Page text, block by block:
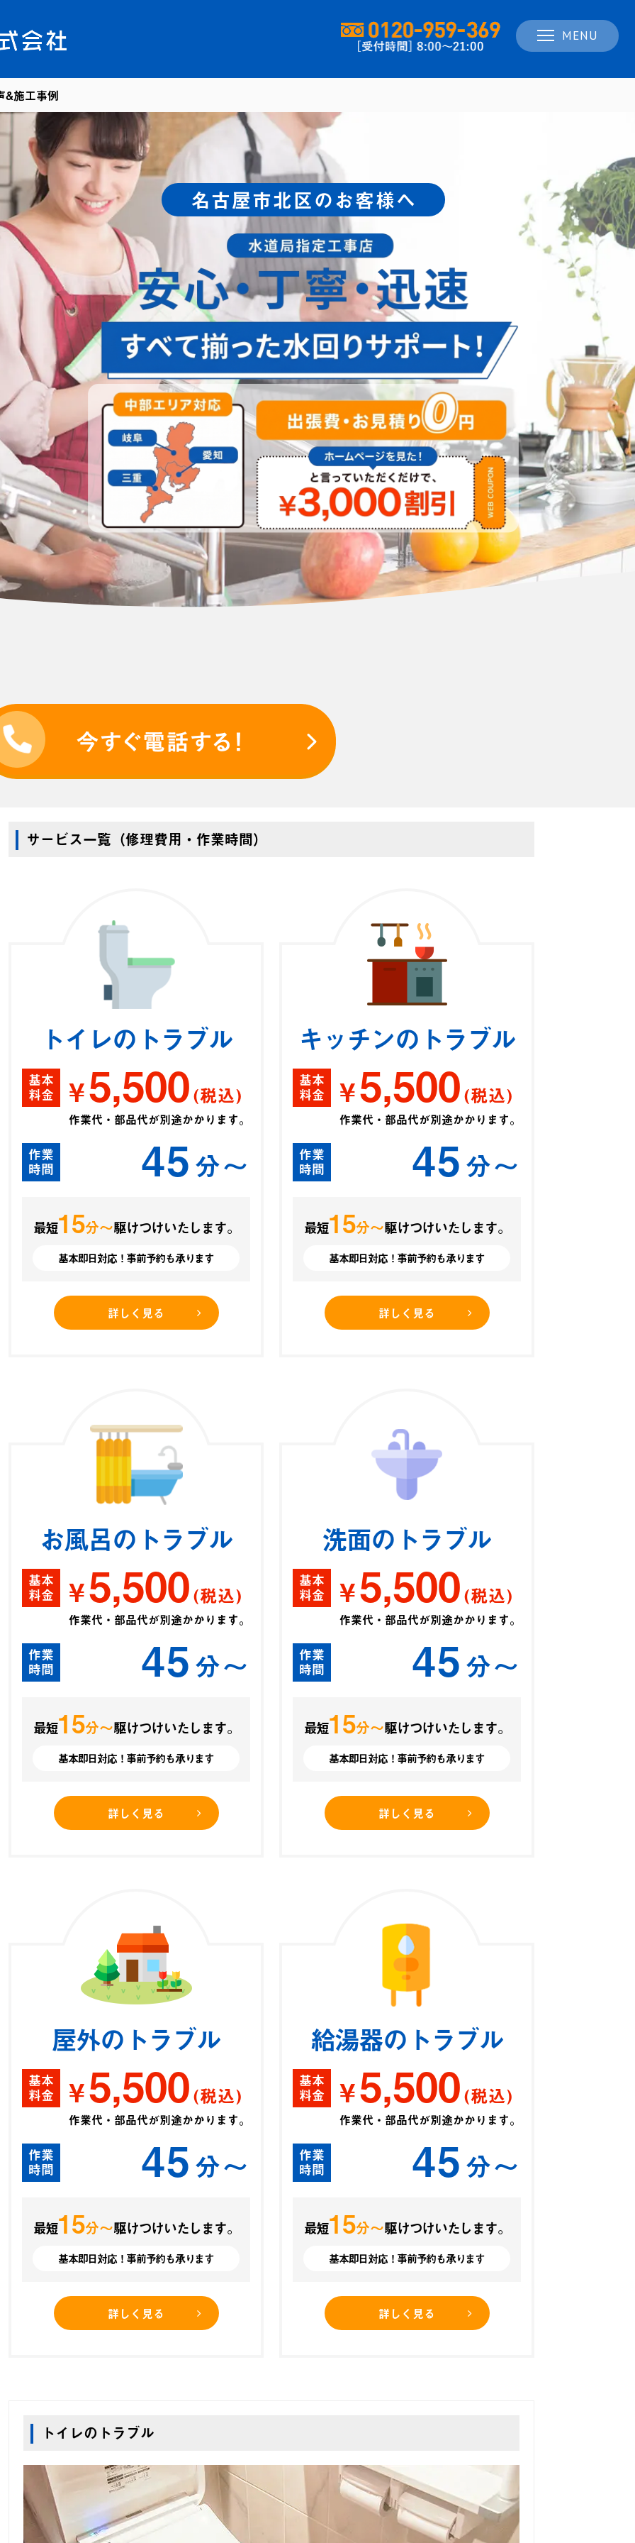
MENU
&施工事例
名古屋市北区のお客様へ
サービス一覧（修理費用・作業時間）
トイレのトラブル
基本
料金 ¥5,500(税込)
作業代・部品代が別途かかります。
作業
時間 45分〜
最短15分〜駆けつけいたします。
基本即日対応！事前予約も承ります
詳しく見る
キッチンのトラブル
基本
料金 ¥5,500(税込)
作業代・部品代が別途かかります。
作業
時間 45分〜
最短15分〜駆けつけいたします。
基本即日対応！事前予約も承ります
詳しく見る
お風呂のトラブル
基本
料金 ¥5,500(税込)
作業代・部品代が別途かかります。
作業
時間 45分〜
最短15分〜駆けつけいたします。
基本即日対応！事前予約も承ります
詳しく見る
洗面のトラブル
基本
料金 ¥5,500(税込)
作業代・部品代が別途かかります。
作業
時間 45分〜
最短15分〜駆けつけいたします。
基本即日対応！事前予約も承ります
詳しく見る
屋外のトラブル
基本
料金 ¥5,500(税込)
作業代・部品代が別途かかります。
作業
時間 45分〜
最短15分〜駆けつけいたします。
基本即日対応！事前予約も承ります
詳しく見る
給湯器のトラブル
基本
料金 ¥5,500(税込)
作業代・部品代が別途かかります。
作業
時間 45分〜
最短15分〜駆けつけいたします。
基本即日対応！事前予約も承ります
詳しく見る
トイレのトラブル